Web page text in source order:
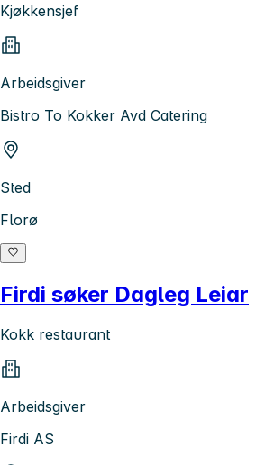
Kjøkkensjef
Arbeidsgiver
Bistro To Kokker Avd Catering
Sted
Florø
Firdi søker Dagleg Leiar
Kokk restaurant
Arbeidsgiver
Firdi AS